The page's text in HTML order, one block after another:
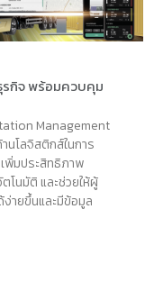
รกิจ พร้อมควบคุม
Management
นโลจิสติกส์ในการ
พิ่มประสิทธิภาพ
โนมัติ และช่วยให้ผู้
ายขึ้นและมีข้อมูล